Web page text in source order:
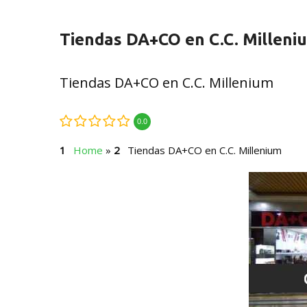
Tiendas DA+CO en C.C.
Tiendas DA+CO en C.C. Millenium
0.0
Home » Tiendas DA+CO en C.C. Millenium